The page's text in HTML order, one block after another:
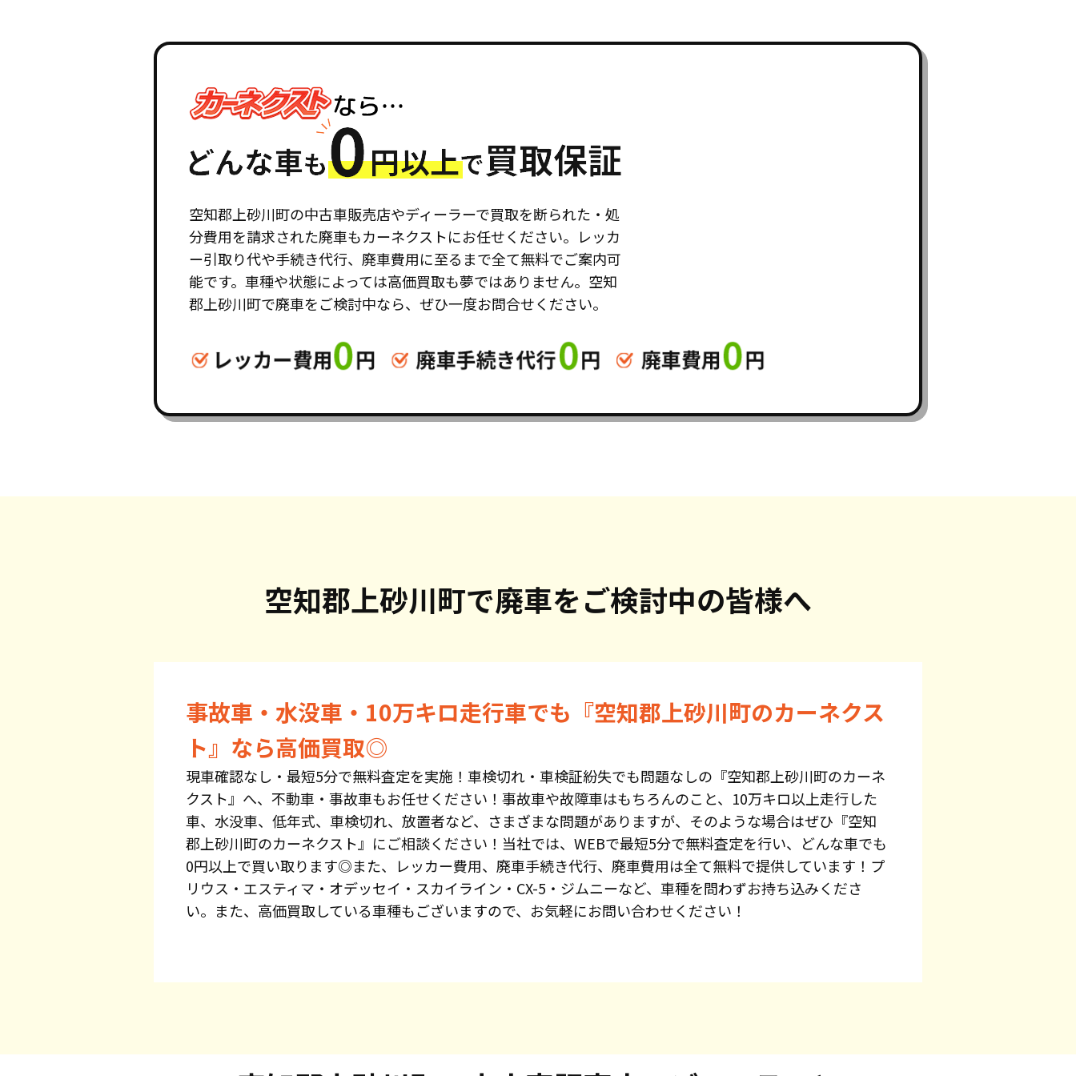
空知郡上砂川町の中古車販売店やディーラーで買取を断られた・処
分費用を請求された廃車もカーネクストにお任せください。レッカ
ー引取り代や手続き代行、廃車費用に至るまで全て無料でご案内可
能です。車種や状態によっては高価買取も夢ではありません。空知
郡上砂川町で廃車をご検討中なら、ぜひ一度お問合せください。
空知郡上砂川町で廃車をご検討中の皆様へ
事故車・水没車・10万キロ走行車でも『空知郡上砂川町のカーネクス
ト』なら高価買取◎
現車確認なし・最短5分で無料査定を実施！車検切れ・車検証紛失でも問題なしの『空知郡上砂川町のカーネ
クスト』へ、不動車・事故車もお任せください！事故車や故障車はもちろんのこと、10万キロ以上走行した
車、水没車、低年式、車検切れ、放置者など、さまざまな問題がありますが、そのような場合はぜひ『空知
郡上砂川町のカーネクスト』にご相談ください！当社では、WEBで最短5分で無料査定を行い、どんな車でも
0円以上で買い取ります◎また、レッカー費用、廃車手続き代行、廃車費用は全て無料で提供しています！プ
リウス・エスティマ・オデッセイ・スカイライン・CX-5・ジムニーなど、車種を問わずお持ち込みくださ
い。また、高価買取している車種もございますので、お気軽にお問い合わせください！